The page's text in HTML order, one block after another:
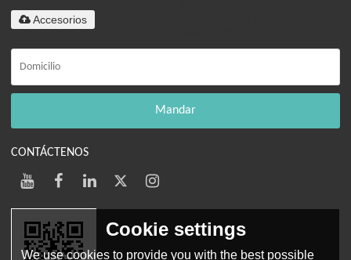
Accesorios
Mandar
CONTÁCTENOS
Cookie settings
We use cookies to provide you with the best possible